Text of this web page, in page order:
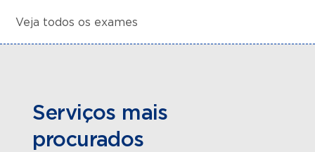
Veja todos os exames
Serviços mais
procurados